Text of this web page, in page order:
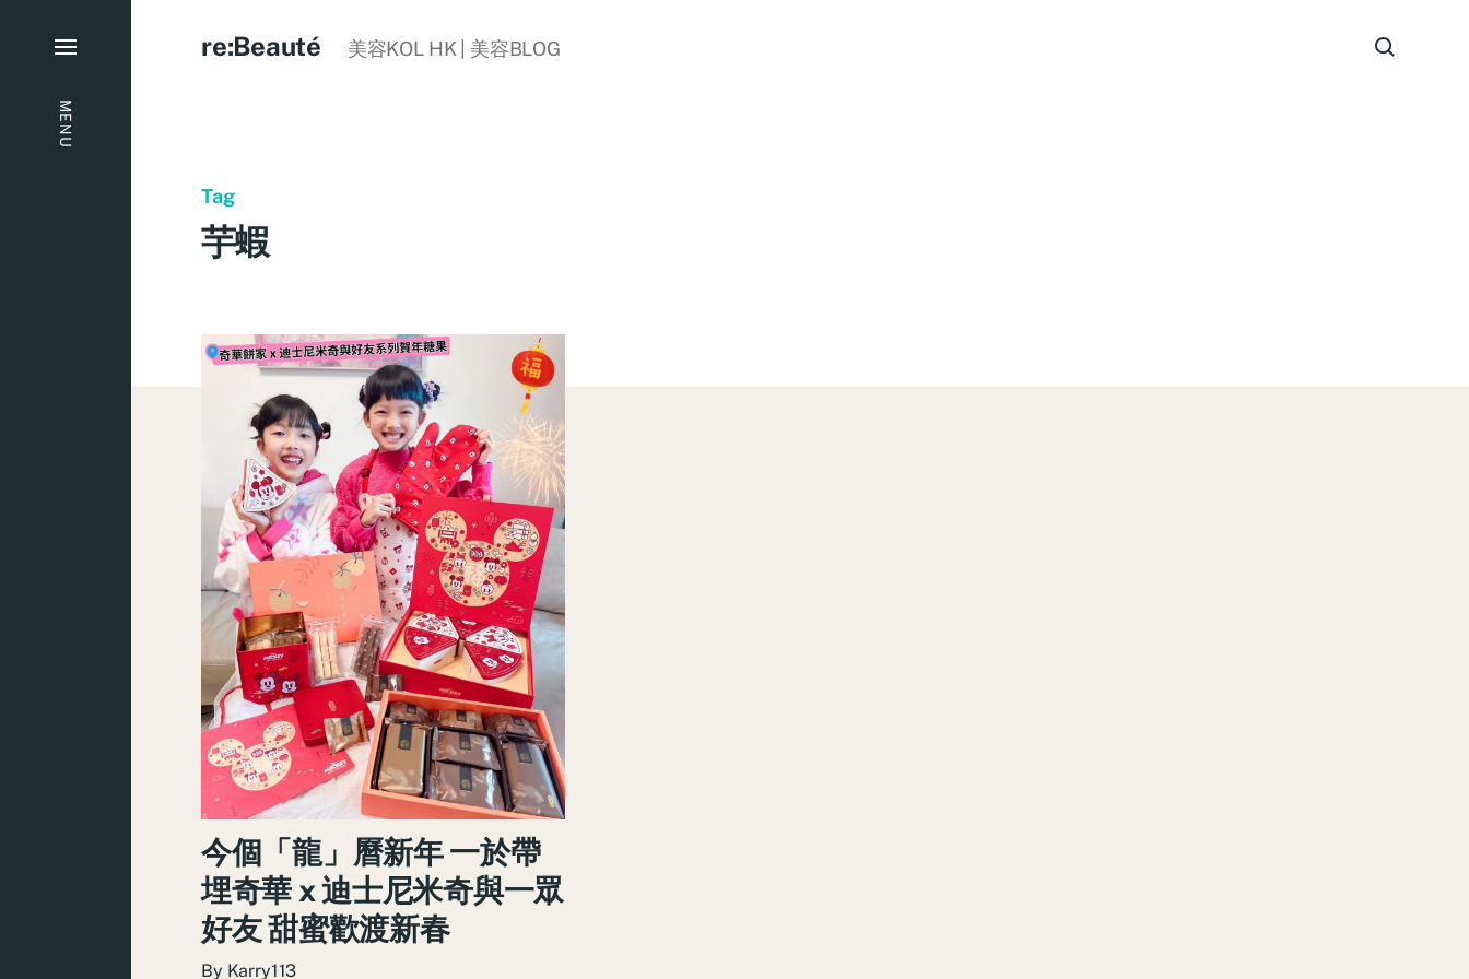
MENU
re:Beauté 美容KOL HK | 美容BLOG
Tag
芋蝦
今個「龍」曆新年 一於帶
埋奇華 x 迪士尼米奇與一眾
好友 甜蜜歡渡新春
By Karry113